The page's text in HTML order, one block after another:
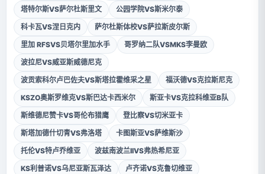
塔特尔斯VS萨尔杜斯里文
公园学院VS斯米尔泰
科卡瓦VS涅日克内
萨尔杜斯体校VS萨拉斯皮尔斯
里加 RFSVS贝塔尔里加水手
哥罗纳二队VSMKS李曼欧
波拉尼VS威亚斯威德尼克
波贡索科尔卢巴佐夫VS斯塔拉霍维采之星
福沃德VS克拉斯尼克
KSZO奥斯罗维克VS斯巴达卡西米尔
斯亚卡VS克拉科维亚B队
斯维德尼赞卡VS哥伦布猎鹰
登比察VS切米亚卡
斯塔加德什切青VS弗洛塔
卡图斯亚VS萨维斯沙
托伦VS特卢乔维亚
波兹南波兰IIVS弗热希尼亚
KS利普诺VS乌尼亚斯瓦泽达
卢齐诺VS克鲁切维亚